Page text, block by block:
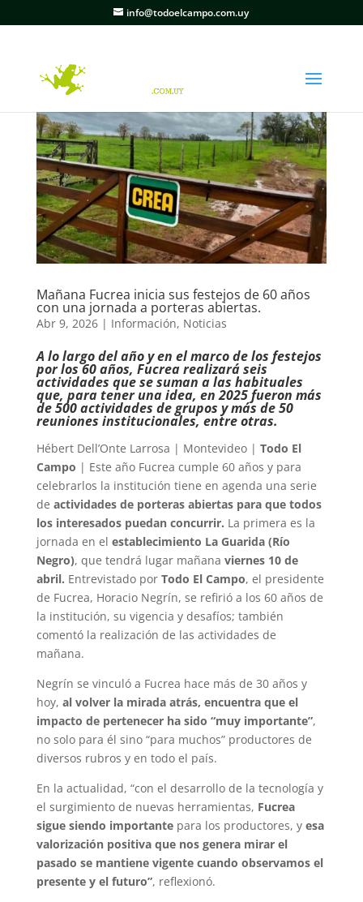
info@todoelcampo.com.uy
Mañana Fucrea inicia sus festejos de 60 años
con una jornada a porteras abiertas.
Abr 9, 2026| Información, Noticias
A lo largo del año y en el marco de los festejos
por los 60 años, Fucrea realizará seis
actividades que se suman a las habituales
que, para tener una idea, en 2025 fueron más
de 500 actividades de grupos y más de 50
reuniones institucionales, entre otras.
Hébert Dell’Onte Larrosa | Montevideo | Todo El
Campo | Este año Fucrea cumple 60 años y para
celebrarlos la institución tiene en agenda una serie
de actividades de porteras abiertas para que todos
los interesados puedan concurrir. La primera es la
jornada en el establecimiento La Guarida (Río
Negro), que tendrá lugar mañana viernes 10 de
abril. Entrevistado por Todo El Campo, el presidente
de Fucrea, Horacio Negrín, se refirió a los 60 años de
la institución, su vigencia y desafíos; también
comentó la realización de las actividades de
mañana.
Negrín se vinculó a Fucrea hace más de 30 años y
hoy, al volver la mirada atrás, encuentra que el
impacto de pertenecer ha sido “muy importante”,
no solo para él sino “para muchos” productores de
diversos rubros y en todo el país.
En la actualidad, “con el desarrollo de la tecnología y
el surgimiento de nuevas herramientas, Fucrea
sigue siendo importantepara los productores, y esa
valorización positiva que nos genera mirar el
pasado se mantiene vigente cuando observamos el
presente y el futuro”, reflexionó.